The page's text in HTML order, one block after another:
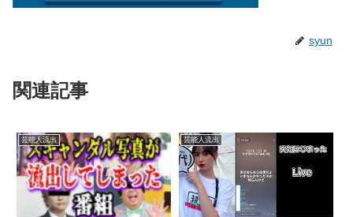
syun
関連記事
芸能人流出 芸能人流出